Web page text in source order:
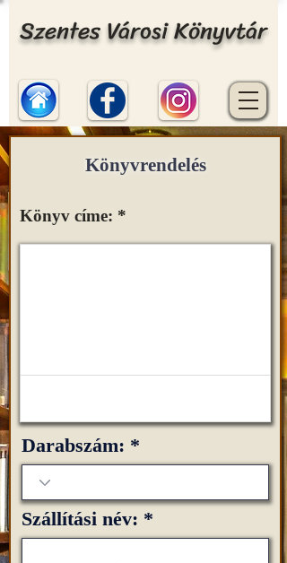
Szentes Városi Könyvtár
Könyvrendelés
Könyv címe: *
Darabszám:
Szállítási név: